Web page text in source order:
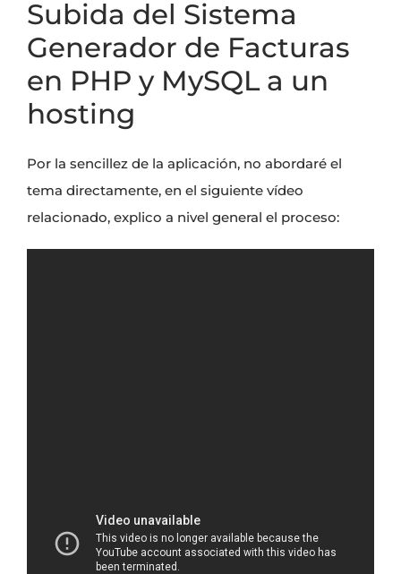
Subida del Sistema
Generador de Facturas
en PHP y MySQL a un
hosting
Por la sencillez de la aplicación, no abordaré el
tema directamente, en el siguiente vídeo
relacionado, explico a nivel general el proceso: